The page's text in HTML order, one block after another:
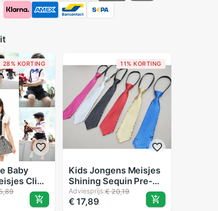
28% KORTING
Baby
Clip-
Back Kind
8
11% KORTING
Kids Jongens Meisjes
Shining Sequin Pre-
gebonden Stropdas
Party Kostuum Foto
Adviesprijs:€ 20,19
€ 17,89